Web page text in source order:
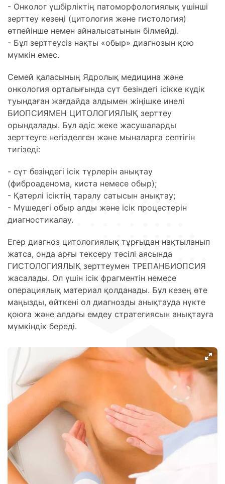
- Онколог үшбірліктің патоморфологиялық үшінші
зерттеу кезеңі (цитология және гистология)
өтпейінше немен айналысатынын білмейді.
- Бұл зерттеусіз нақты «обыр» диагнозын қою
мүмкін емес.
Семей қаласының Ядролық медицина және
онкология орталығында сүт безіндегі ісікке күдік
туындаған жағдайда алдымен жіңішке инелі
БИОПСИЯМЕН ЦИТОЛОГИЯЛЫҚ зерттеу
орындалады. Бұл әдіс жеке жасушаларды
зерттеуге негізделген және мыналарға септігін
тигізеді:
- сүт безіндегі ісік түрлерін анықтау
(фиброаденома, киста немесе обыр);
- Қатерлі ісіктің таралу сатысын анықтау;
- Мүшедегі обыр алды және ісік процестерін
диагностикалау.
Егер диагноз цитологиялық тұрғыдан нақтыланып
жатса, онда арғы тексеру тәсілі аясында
ГИСТОЛОГИЯЛЫҚ зерттеумен ТРЕПАНБИОПСИЯ
жасалады. Ол үшін ісік фрагментін немесе
операциялық материал қолданады. Бұл кезең өте
маңызды, өйткені ол диагнозды анықтауда нүкте
қоюға және алдағы емдеу стратегиясын анықтауға
мүмкіндік береді.